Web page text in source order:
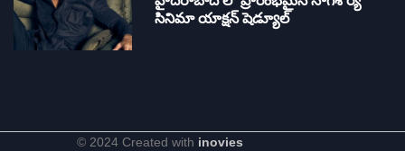
సినిమా యాక్షన్ షెడ్యూల్
© 2024 Created with inovies